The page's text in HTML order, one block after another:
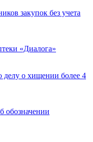
закупок без учета
«Диалога»
делу о хищении более 4
обозначении